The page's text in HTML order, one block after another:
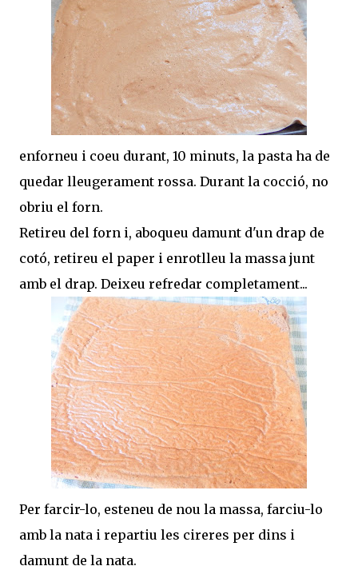
enforneu i coeu durant, 10 minuts, la pasta ha de
quedar lleugerament rossa. Durant la cocció, no
obriu el forn.
Retireu del forn i, aboqueu damunt d'un drap de
cotó, retireu el paper i enrotlleu la massa junt
amb el drap. Deixeu refredar completament...
Per farcir-lo, esteneu de nou la massa, farciu-lo
amb la nata i repartiu les cireres per dins i
damunt de la nata.